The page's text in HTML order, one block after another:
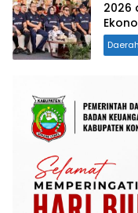
2026
Daerah